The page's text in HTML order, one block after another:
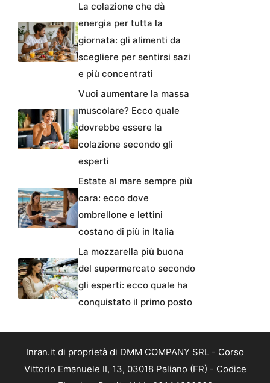
La colazione che dà
energia per tutta la
giornata: gli alimenti da
scegliere per sentirsi sazi
e più concentrati
Vuoi aumentare la massa
muscolare? Ecco quale
dovrebbe essere la
colazione secondo gli
esperti
Estate al mare sempre più
cara: ecco dove
ombrellone e lettini
costano di più in Italia
La mozzarella più buona
del supermercato secondo
gli esperti: ecco quale ha
conquistato il primo posto
Inran.it di proprietà di DMM COMPANY SRL - Corso
Vittorio Emanuele II, 13, 03018 Paliano (FR) - Codice